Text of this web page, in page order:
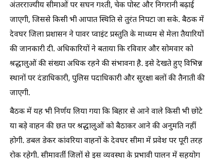
अंतरराज्यीय सीमाओं पर सघन गश्ती, चेक पोस्ट और निगरानी बढ़ाई
जाएगी, जिससे किसी भी आपात स्थिति से तुरंत निपटा जा सके. बैठक में
देवघर जिला प्रशासन ने पावर प्वाइंट प्रस्तुति के माध्यम से मेला तैयारियों
की जानकारी दी. अधिकारियों ने बताया कि रविवार और सोमवार को
श्रद्धालुओं की संख्या अधिक रहने की संभावना है. इसे देखते हुए विभिन्न
स्थानों पर दंडाधिकारी, पुलिस पदाधिकारी और सुरक्षा बलों की तैनाती की
जाएगी.
बैठक में यह भी निर्णय लिया गया कि बिहार से आने वाले किसी भी छोटे
या बड़े वाहन की छत पर श्रद्धालुओं को बैठाकर आने की अनुमति नहीं
होगी. डबल डेकर कांवरिया वाहनों के देवघर सीमा में प्रवेश पर पूरी तरह
रोक रहेगी. सीमावर्ती जिलों से इस व्यवस्था के प्रभावी पालन में सहयोग